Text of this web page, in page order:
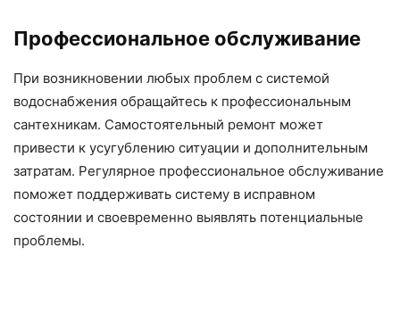
Профессиональное обслуживание
При возникновении любых проблем с системой
водоснабжения обращайтесь к профессиональным
сантехникам. Самостоятельный ремонт может
привести к усугублению ситуации и дополнительным
затратам. Регулярное профессиональное обслуживание
поможет поддерживать систему в исправном
состоянии и своевременно выявлять потенциальные
проблемы.